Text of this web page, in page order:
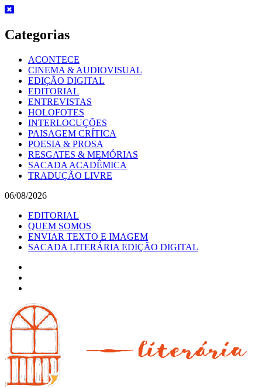
Skip
content
Categorias
ACONTECE
CINEMA & AUDIOVISUAL
EDIÇÃO DIGITAL
EDITORIAL
ENTREVISTAS
HOLOFOTES
INTERLOCUÇÕES
PAISAGEM CRÍTICA
POESIA & PROSA
RESGATES & MEMÓRIAS
SACADA ACADÊMICA
TRADUÇÃO LIVRE
06/08/2026
EDITORIAL
QUEM SOMOS
ENVIAR TEXTO E IMAGEM
SACADA LITERÁRIA EDIÇÃO DIGITAL